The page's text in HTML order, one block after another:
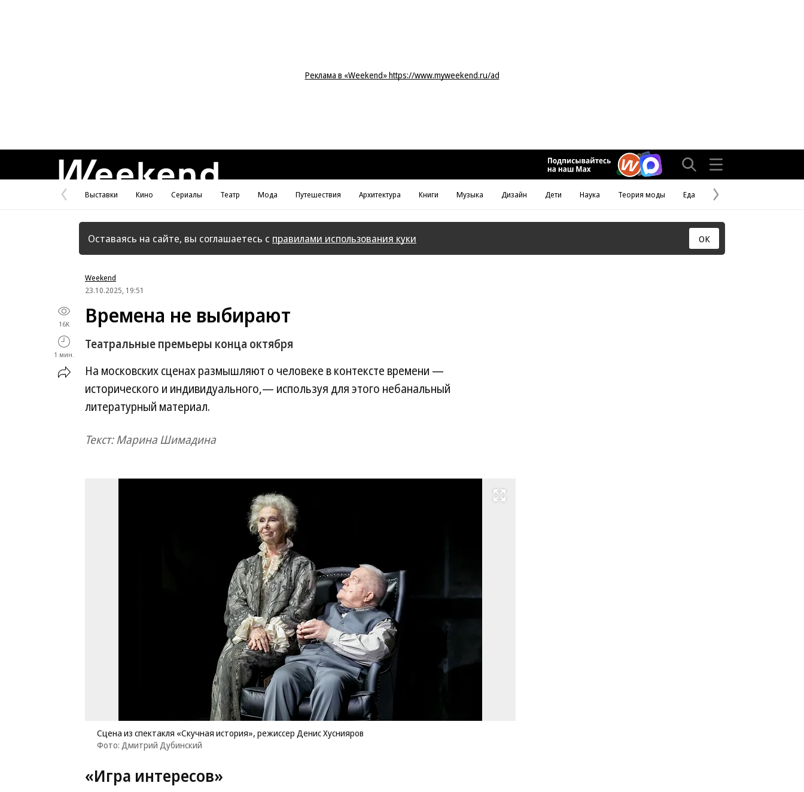
Реклама в «Weekend» https://www.myweekend.ru/ad
Предыдущая
страница
Выставки Кино Сериалы Театр Мода Путешествия Архитектура Книги Музыка Дизайн Дети Наука Теория моды Еда
Следующая
страница
Оставаясь на сайте, вы соглашаетесь с правилами использования куки ОК
Weekend
23.10.2025, 19:51
16K
1 мин.
Времена не выбирают
Театральные премьеры конца октября
На московских сценах размышляют о человеке в контексте времени —
исторического и индивидуального,— используя для этого небанальный
литературный материал.
Текст: Марина Шимадина
Развернуть на весь экран
Сцена из спектакля «Скучная история», режиссер Денис Хуснияров
Фото: Дмитрий Дубинский
«Игра интересов»